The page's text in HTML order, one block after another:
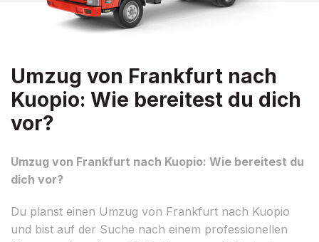
Umzug von Frankfurt nach
Kuopio: Wie bereitest du dich
vor?
Umzug von Frankfurt nach Kuopio: Wie bereitest du
dich vor?
Du planst einen Umzug von Frankfurt nach Kuopio
und bist auf der Suche nach einem professionellen